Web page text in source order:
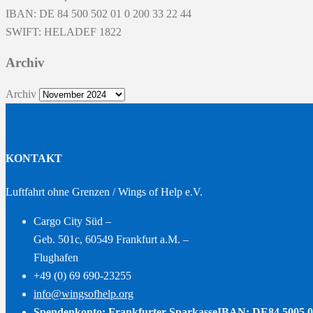
IBAN: DE 84 500 502 01 0 200 33 22 44
SWIFT: HELADEF 1822
Archiv
Archiv
KONTAKT
Luftfahrt ohne Grenzen / Wings of Help e.V.
Cargo City Süd –
Geb. 501c, 60549 Frankfurt a.M. –
Flughafen
+49 (0) 69 690-23255
info@wingsofhelp.org